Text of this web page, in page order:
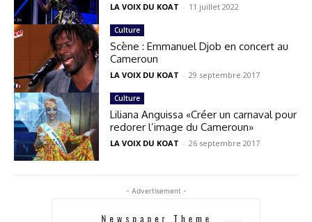
LA VOIX DU KOAT - 11 juillet 2022
Culture
Scène : Emmanuel Djob en concert au
Cameroun
LA VOIX DU KOAT - 29 septembre 2017
Culture
Liliana Anguissa «Créer un carnaval pour
redorer l’image du Cameroun»
LA VOIX DU KOAT - 26 septembre 2017
- Advertisement -